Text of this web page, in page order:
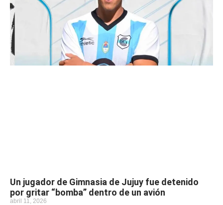
Un jugador de Gimnasia de Jujuy fue detenido
por gritar “bomba” dentro de un avión
abril 11, 2026